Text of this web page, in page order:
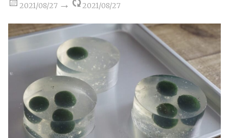
2021/08/27 2021/08/27